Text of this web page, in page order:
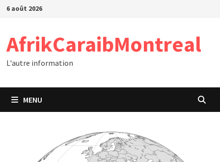
Passer
6 août 2026
AfrikCaraibMontreal
L'autre information
MENU